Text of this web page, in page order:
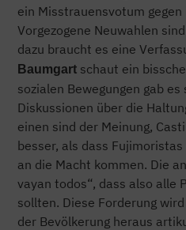
ein Misstrauensvotum
Vorgezogene Neuwahlen
dazu braucht es eine
Baumgart schaut ein
sozialen Bewegungen gab
Diskussionen über die
einen sind der Meinung,
besser, als dass
an die Macht kommen. Die
vayan todos“, dass also alle
sollten. Diese Forderung
der Bevölkerung heraus